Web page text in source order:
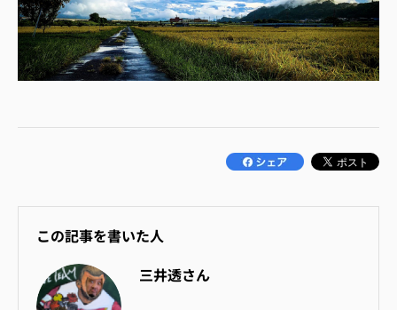
この記事を書いた人
三井透さん